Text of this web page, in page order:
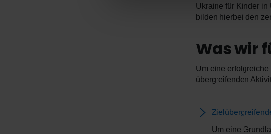
Ukraine für Kinder in
bilden hierbei den
Was wir
Um eine
übergreifenden
Um eine